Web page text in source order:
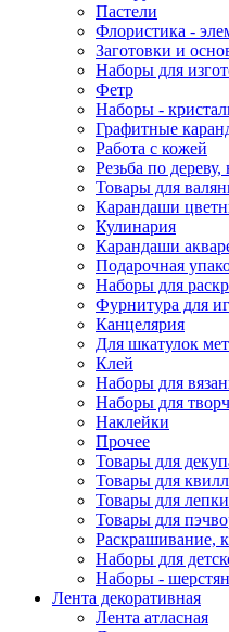
Пастели
Флористика -
Заготовки и
Наборы для
Фетр
Наборы -
Графитные
Работа с кожей
Резьба по
Товары для
Карандаши
Кулинария
Карандаши
Подарочная
Наборы для
Фурнитура для
Канцелярия
Для шкатулок
Клей
Наборы для
Наборы для
Наклейки
Прочее
Товары для
Товары для
Товары для лепки
Товары для
Раскрашивание,
Наборы для
Наборы -
Лента декоративная
Лента атласная